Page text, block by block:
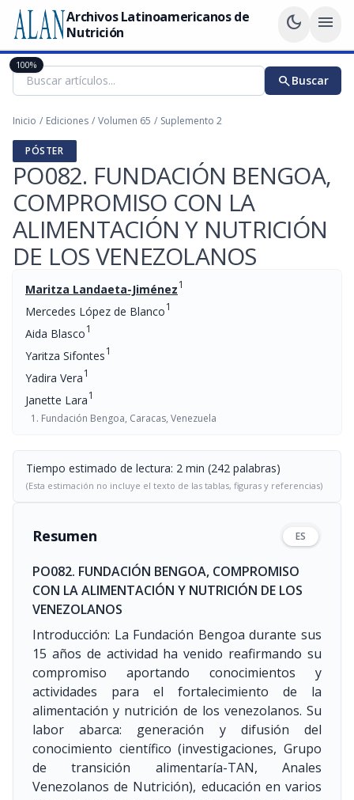
Archivos Latinoamericanos de
Nutrición
dark_mode menu
searchBuscar
Inicio / Ediciones / Volumen 65 / Suplemento 2
PÓSTER
PO082. FUNDACIÓN BENGOA,
COMPROMISO CON LA
ALIMENTACIÓN Y NUTRICIÓN
DE LOS VENEZOLANOS
Maritza Landaeta-Jiménez1
Mercedes López de Blanco1
Aida Blasco1
Yaritza Sifontes1
Yadira Vera1
Janette Lara1
Fundación Bengoa, Caracas, Venezuela
Tiempo estimado de lectura: 2 min (242 palabras)
(Esta estimación no incluye el texto de las tablas, figuras y referencias)
Resumen ES
PO082. FUNDACIÓN BENGOA, COMPROMISO
CON LA ALIMENTACIÓN Y NUTRICIÓN DE LOS
VENEZOLANOS
Introducción: La Fundación Bengoa durante sus
15 años de actividad ha venido reafirmando su
compromiso aportando conocimientos y
actividades para el fortalecimiento de la
alimentación y nutrición de los venezolanos. Su
labor abarca: generación y difusión del
conocimiento científico (investigaciones, Grupo
de transición alimentaría-TAN, Anales
Venezolanos de Nutrición), educación en varios
100%